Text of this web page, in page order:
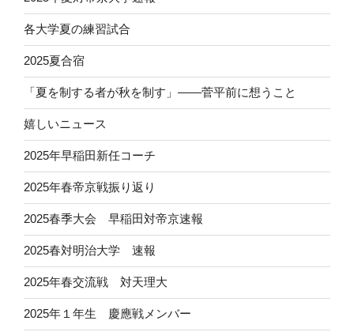
各大学夏の練習試合
2025夏合宿
「夏を制する者が秋を制す」——菅平前に想うこと
嬉しいニュース
2025年早稲田新任コーチ
2025年春帝京戦振り返り
2025春季大会 早稲田対帝京速報
2025春対明治大学 速報
2025年春交流戦 対天理大
2025年１年生 慶應戦メンバー